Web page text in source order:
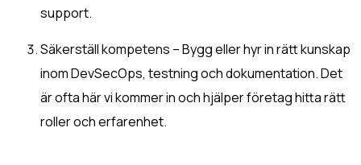
support.
Säkerställ kompetens –Bygg eller hyr in rätt kunskap
inom DevSecOps, testning och dokumentation.Det
är ofta här vi kommer in och hjälper företag hitta rätt
roller och erfarenhet.